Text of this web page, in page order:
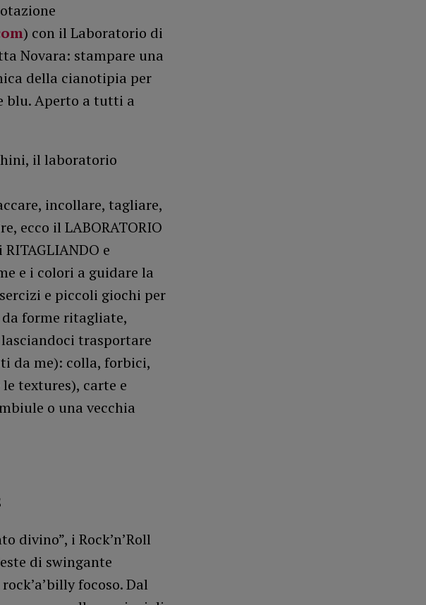
) con il Laboratorio di
Novara: stampare una
della cianotipia per
blu. Aperto a tutti a
il laboratorio
incollare, tagliare,
ecco il LABORATORIO
e
e i colori a guidare la
e piccoli giochi per
forme ritagliate,
trasportare
da me): colla, forbici,
textures), carte e
o una vecchia
divino”, i Rock’n’Roll
di swingante
focoso. Dal